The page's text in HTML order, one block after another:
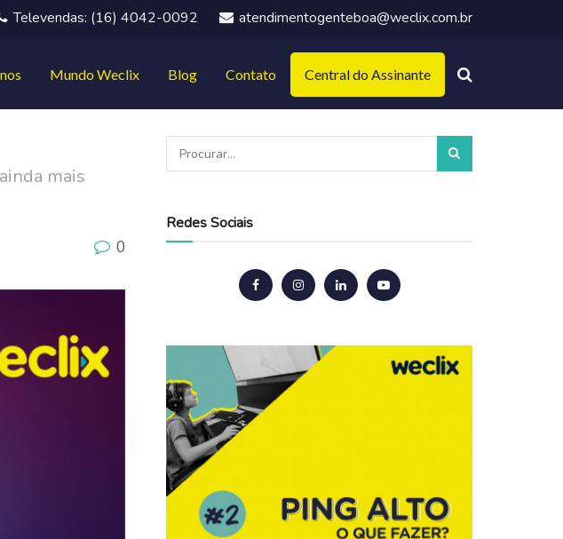
Televendas: (16) 4042-0092 atendimentogenteboa@weclix.com.br
Mundo Weclix Blog Contato Central do Assinante
mais
0
Redes Sociais